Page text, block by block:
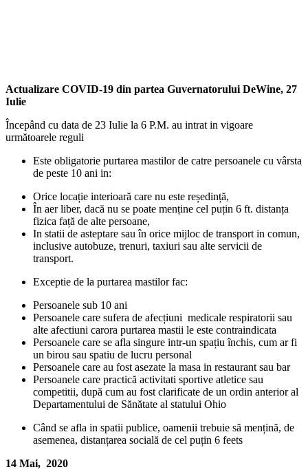
Actualizare COVID-19 din partea Guvernatorului DeWine, 27
Iulie
Începând cu data de 23 Iulie la 6 P.M. au intrat in vigoare
următoarele reguli
Este obligatorie purtarea mastilor de catre persoanele cu vârsta
de peste 10 ani in:
Orice locație interioară care nu este reședință,
În aer liber, dacă nu se poate menține cel puțin 6 ft. distanța
fizica față de alte persoane,
In statii de asteptare sau în orice mijloc de transport in comun,
inclusive autobuze, trenuri, taxiuri sau alte servicii de
transport.
Exceptie de la purtarea mastilor fac:
Persoanele sub 10 ani
Persoanele care sufera de afecțiuni medicale respiratorii sau
alte afectiuni carora purtarea mastii le este contraindicata
Persoanele care se afla singure intr-un spațiu închis, cum ar fi
un birou sau spatiu de lucru personal
Persoanele care au fost asezate la masa in restaurant sau bar
Persoanele care practică activitati sportive atletice sau
competitii, după cum au fost clarificate de un ordin anterior al
Departamentului de Sănătate al statului Ohio
Când se afla in spatii publice, oamenii trebuie să mențină, de
asemenea, distanțarea socială de cel puțin 6 feets
14 Mai, 2020